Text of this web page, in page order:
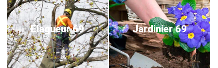
Elagueur 69 Jardinier 69